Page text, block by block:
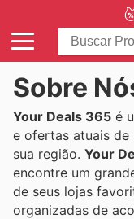
Sobre
Your Deals 365 é
e ofertas atuais de
sua região. Your
encontre um
de seus lojas
organizadas de